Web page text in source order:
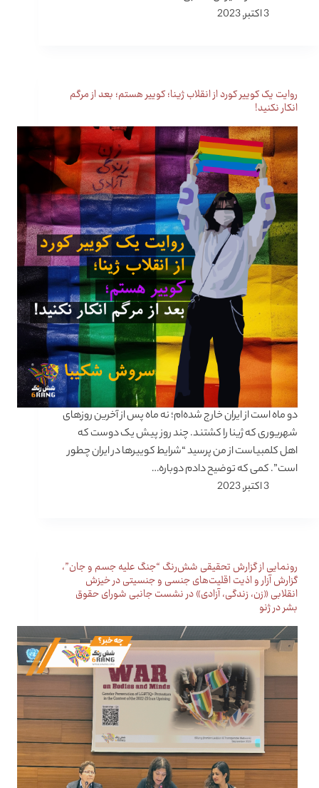
3 اکتبر, 2023
روایت یک کوییر کورد از انقلاب ژینا؛ کوییر هستم؛ بعد از مرگم
انکار نکنید!
دو ماه است از ایران خارج شده‌ام؛ نه ماه پس از آخرین روزهای
شهریوری که ژینا را کشتند. چند روز پیش یک دوست که
اهل کلمبیاست از من پرسید “شرایط کوییرها در ایران چطور
است”. کمی که توضیح دادم دوباره…
3 اکتبر, 2023
رونمایی از گزارش تحقیقی شش‌رنگ “جنگ علیه جسم و جان”،
گزارش آزار و اذیت اقلیت‌های جنسی و جنسیتی در خیزش
انقلابی «زن، زندگی، آزادی» در نشست جانبی شورای حقوق
بشر در ژنو